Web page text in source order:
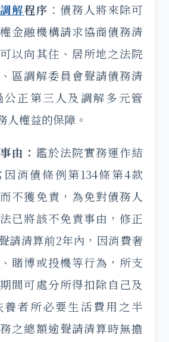
解程序 ：債務人將來除可
金融機構請求協商債務清
以向其住、居所地之法院
區調解委員會聲請債務清
正第三人及調解多元管
人權益的保障。
由： 鑑於法院實務運作結
消債條例第134條第4款
不獲免責，為免對債務人
已將該不免責事由，修正
請清算前2年內，因消費奢
賭博或投機等行為，所支
間可處分所得扣除自己及
者所必要生活費用之半
之總額逾聲請清算時無擔